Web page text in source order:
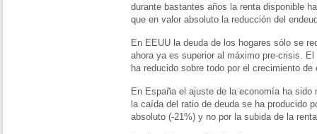
durante bastantes años la renta disponible
que en valor absoluto la reducción del
En EEUU la deuda de los hogares sólo se
ahora ya es superior al máximo pre-crisis.
ha reducido sobre todo por el crecimiento
En España el ajuste de la economía ha sido
la caída del ratio de deuda se ha producido
absoluto (-21%) y no por la subida de la